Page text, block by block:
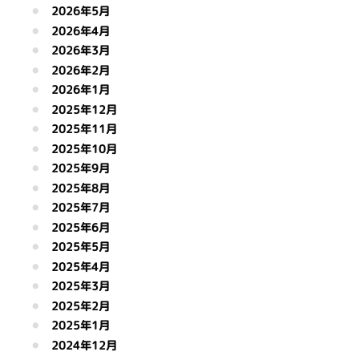
2026年5月
2026年4月
2026年3月
2026年2月
2026年1月
2025年12月
2025年11月
2025年10月
2025年9月
2025年8月
2025年7月
2025年6月
2025年5月
2025年4月
2025年3月
2025年2月
2025年1月
2024年12月